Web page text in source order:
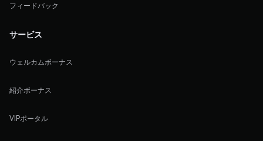
フィードバック
サービス
ウェルカムボーナス
紹介ボーナス
VIPポータル